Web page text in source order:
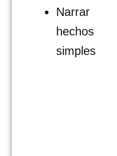
Narrar
hechos
simples